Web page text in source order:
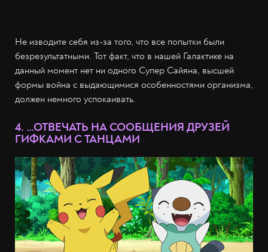
Не изводите себя из-за того, что все попытки были
безрезультатными. Тот факт, что в нашей Галактике на
данный момент нет ни одного Супер Сайяна, высшей
формы война с выдающимися особенностями организма,
должен немного успокаивать.
4. …ОТВЕЧАТЬ НА СООБЩЕНИЯ ДРУЗЕЙ
ГИФКАМИ С ТАНЦАМИ